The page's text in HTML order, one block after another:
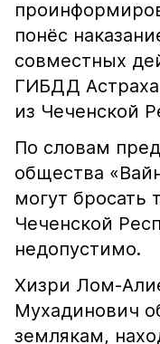
понёс
совместных
ГИБДД
из Чеченской
По словам
общества
могут бросать
Чеченской
недопустимо.
Хизри Лом-
Мухадинович
землякам,